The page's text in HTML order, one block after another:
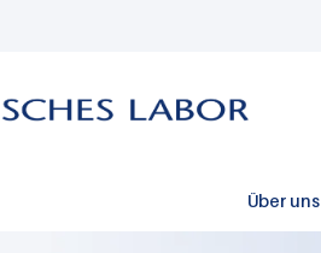
Über uns